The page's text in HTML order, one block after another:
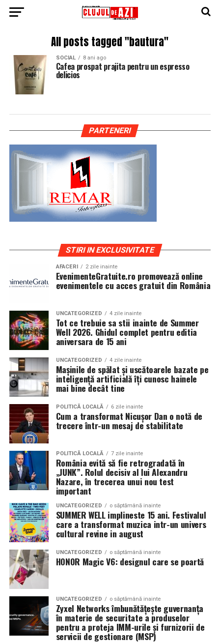
All posts tagged "bautura"
SOCIAL 8 ani ago
Cafea prospat prajita pentru un espresso
delicios
PARTENERI
STIRI IN EXCLUSIVITATE
AFACERI 2 zile inainte
EvenimenteGratuite.ro promovează online
evenimentele cu acces gratuit din România
UNCATEGORIZED 4 zile inainte
Tot ce trebuie sa stii inainte de Summer
Well 2026. Ghidul complet pentru editia
aniversara de 15 ani
UNCATEGORIZED 4 zile inainte
Mașinile de spălat și uscătoarele bazate pe
inteligență artificială îți cunosc hainele
mai bine decât tine
POLITICĂ LOCALĂ 6 zile inainte
Cum a transformat Nicușor Dan o notă de
trecere într-un mesaj de stabilitate
POLITICĂ LOCALĂ 7 zile inainte
România evită să fie retrogradată în
„JUNK”. Rolul decisiv al lui Alexandru
Nazare, în trecerea unui nou test
important
UNCATEGORIZED o săptămână inainte
SUMMER WELL implineste 15 ani. Festivalul
care a transformat muzica intr-un univers
cultural revine in august
UNCATEGORIZED o săptămână inainte
HONOR Magic V6: designul care se poartă
UNCATEGORIZED o săptămână inainte
Zyxel Networks îmbunătățește guvernanța
în materie de securitate a produselor
pentru a proteja IMM-urile și furnizorii de
servicii de gestionare (MSP)